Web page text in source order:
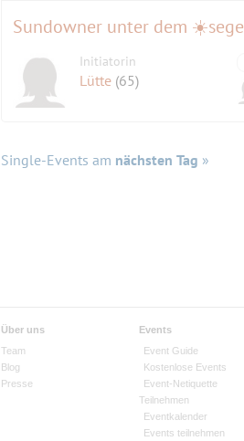
Sundowner unter dem
Initiatorin
Lütte (65)
Single-Events am nächsten Tag »
Über uns
Team
Blog
Presse
Events
Event Guide
Kostenlose Events
Event-Netiquette
Teilnehmen
Eventkalender
Events teilnehmen